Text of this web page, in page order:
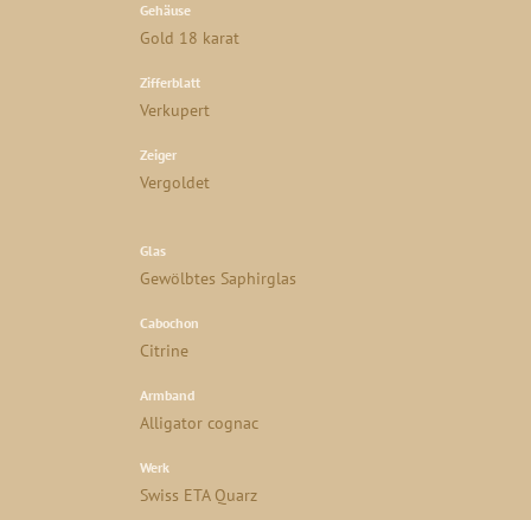
Gehäuse
Gold 18 karat
Zifferblatt
Verkupert
Zeiger
Vergoldet
Glas
Gewölbtes Saphirglas
Cabochon
Citrine
Armband
Alligator cognac
Werk
Swiss ETA Quarz